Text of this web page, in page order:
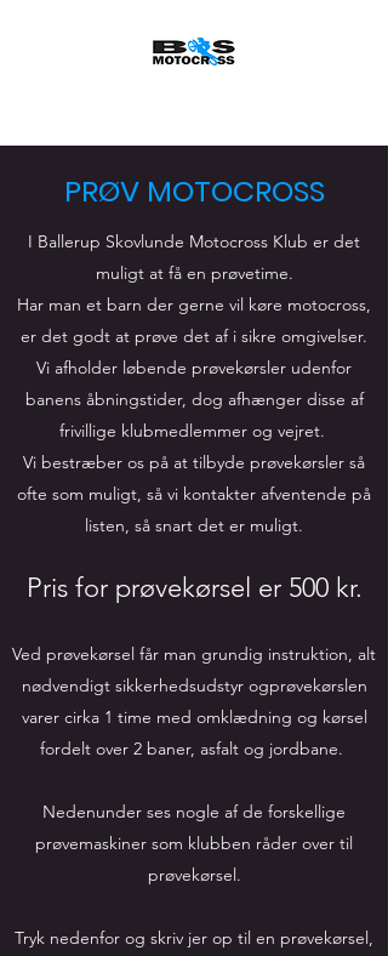
PRØV MOTOCROSS
I Ballerup Skovlunde Motocross Klub er det
muligt at få en prøvetime.
Har man et barn der gerne vil køre motocross,
er det godt at prøve det af i sikre omgivelser.
Vi afholder løbende prøvekørsler udenfor
banens åbningstider, dog afhænger disse af
frivillige klubmedlemmer og vejret.
Vi bestræber os på at tilbyde prøvekørsler så
ofte som muligt, så vi kontakter afventende på
listen, så snart det er muligt.
Pris for prøvekørsel er 500 kr.
Ved prøvekørsel får man grundig instruktion, alt
nødvendigt sikkerhedsudstyr ogprøvekørslen
varer cirka 1 time med omklædning og kørsel
fordelt over 2 baner, asfalt og jordbane.
Nedenunder ses nogle af de forskellige
prøvemaskiner som klubben råder over til
prøvekørsel.
Tryk nedenfor og skriv jer op til en prøvekørsel,